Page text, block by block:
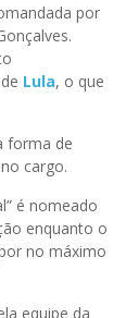
por
Lula, o que
forma de
cargo.
é nomeado
enquanto o
no máximo
equipe da